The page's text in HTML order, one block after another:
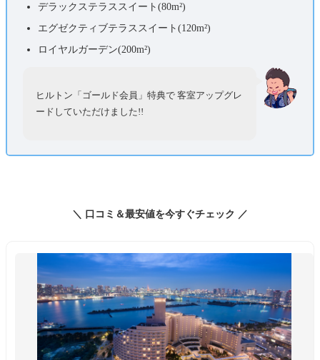
デラックステラススイート(80m²)
エグゼクティブテラススイート(120m²)
ロイヤルガーデン(200m²)
ヒルトン「ゴールド会員」特典で 客室アップグレ
ードしていただけました!!
＼ 口コミ＆最安値を今すぐチェック ／